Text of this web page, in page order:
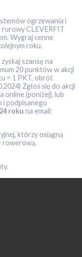
ogrzewania i
rurowy CLEVERFIT
Wygraj cenne
roku.
zyskaj szansę na
20 punktów w akcji
= 1 PKT, obrót
Zgłoś się do akcji
online (poniżej), lub
i podpisanego
roku na email:
którzy osiągną
rowerową.